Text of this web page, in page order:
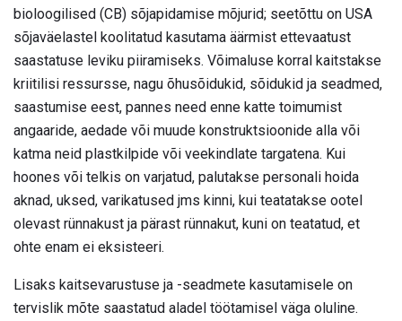
bioloogilised (CB) sõjapidamise mõjurid; seetõttu on USA
sõjaväelastel koolitatud kasutama äärmist ettevaatust
saastatuse leviku piiramiseks. Võimaluse korral kaitstakse
kriitilisi ressursse, nagu õhusõidukid, sõidukid ja seadmed,
saastumise eest, pannes need enne katte toimumist
angaaride, aedade või muude konstruktsioonide alla või
katma neid plastkilpide või veekindlate targatena. Kui
hoones või telkis on varjatud, palutakse personali hoida
aknad, uksed, varikatused jms kinni, kui teatatakse ootel
olevast rünnakust ja pärast rünnakut, kuni on teatatud, et
ohte enam ei eksisteeri.
Lisaks kaitsevarustuse ja -seadmete kasutamisele on
tervislik mõte saastatud aladel töötamisel väga oluline.